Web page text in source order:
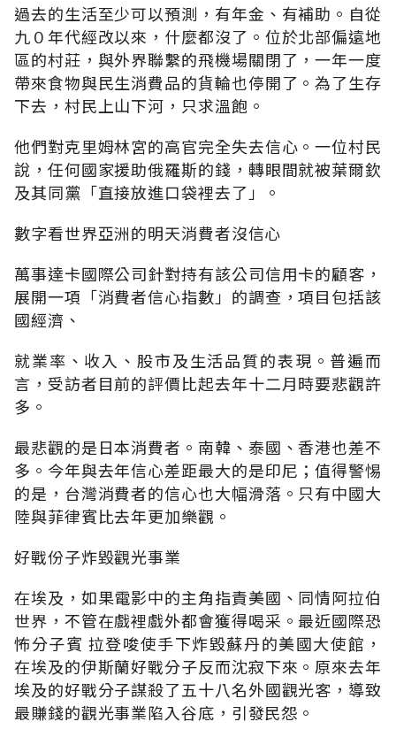
過去的生活至少可以預測，有年金、有補助。自從
九０年代經改以來，什麼都沒了。位於北部偏遠地
區的村莊，與外界聯繫的飛機場關閉了，一年一度
帶來食物與民生消費品的貨輪也停開了。為了生存
下去，村民上山下河，只求溫飽。
他們對克里姆林宮的高官完全失去信心。一位村民
說，任何國家援助俄羅斯的錢，轉眼間就被葉爾欽
及其同黨「直接放進口袋裡去了」。
數字看世界亞洲的明天消費者沒信心
萬事達卡國際公司針對持有該公司信用卡的顧客，
展開一項「消費者信心指數」的調查，項目包括該
國經濟、
就業率、收入、股市及生活品質的表現。普遍而
言，受訪者目前的評價比起去年十二月時要悲觀許
多。
最悲觀的是日本消費者。南韓、泰國、香港也差不
多。今年與去年信心差距最大的是印尼；值得警惕
的是，台灣消費者的信心也大幅滑落。只有中國大
陸與菲律賓比去年更加樂觀。
好戰份子炸毀觀光事業
在埃及，如果電影中的主角指責美國、同情阿拉伯
世界，不管在戲裡戲外都會獲得喝采。最近國際恐
怖分子賓 拉登唆使手下炸毀蘇丹的美國大使館，
在埃及的伊斯蘭好戰分子反而沈寂下來。原來去年
埃及的好戰分子謀殺了五十八名外國觀光客，導致
最賺錢的觀光事業陷入谷底，引發民怨。